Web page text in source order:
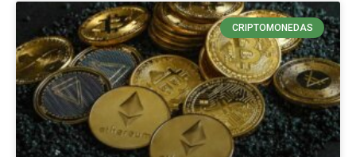
CRIPTOMONEDAS